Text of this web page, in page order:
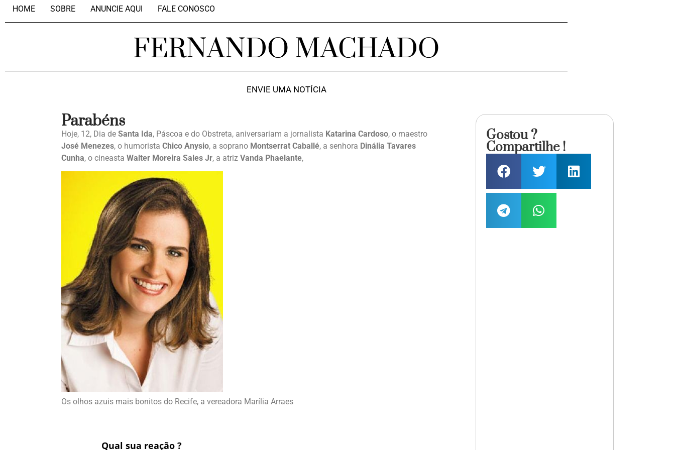
HOME SOBRE ANUNCIE AQUI FALE CONOSCO
FERNANDO MACHADO
ENVIE UMA NOTÍCIA
Parabéns
Hoje, 12, Dia de Santa Ida, Páscoa e do Obstreta, aniversariam a jornalista Katarina Cardoso, o maestro
José Menezes, o humorista Chico Anysio, a soprano Montserrat Caballé, a senhora Dinália Tavares
Cunha, o cineasta Walter Moreira Sales Jr, a atriz Vanda Phaelante,
Os olhos azuis mais bonitos do Recife, a vereadora Marília Arraes
Qual sua reação ?
Gostou ?
Compartilhe !